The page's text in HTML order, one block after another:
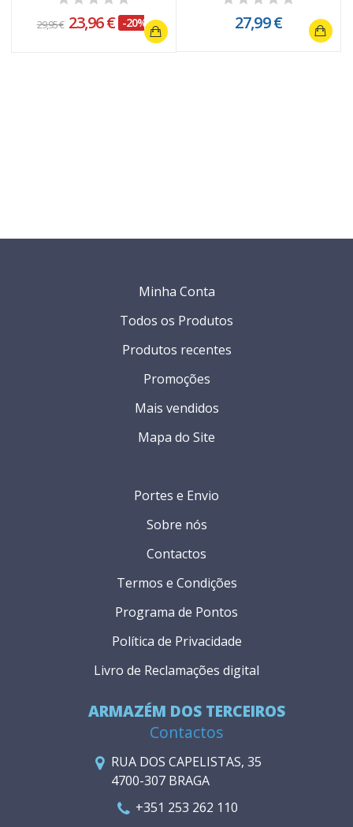
29,95 € 23,96 € -20% 27,99 €
ARMAZÉM DOS TERCEIROS
Contactos
RUA DOS CAPELISTAS, 35
4700-307 BRAGA
+351 253 262 110
Portes e Envio
Sobre nós
Contactos
Termos e Condições
Programa de Pontos
Política de Privacidade
Livro de Reclamações digital
Minha Conta
Todos os Produtos
Produtos recentes
Promoções
Mais vendidos
Mapa do Site